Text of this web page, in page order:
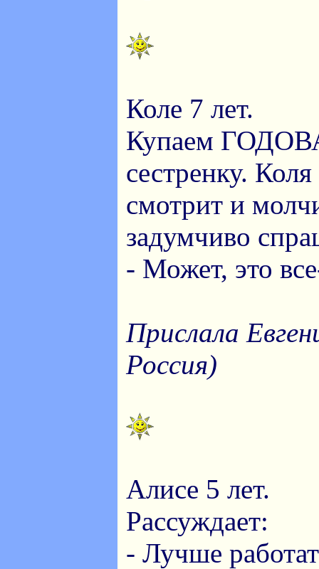
Коле 7 лет.
Купаем
сестренку.
смотрит и
задумчиво
- Может, это
Прислала
Россия)
Алисе 5 лет.
Рассуждает:
- Лучше